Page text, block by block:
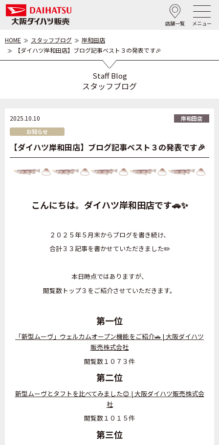
店舗一覧 メニュー
HOME スタッフブログ
岸和田店
【ダイハツ岸和田店】ブログ記事ベスト３の発表です🎉
Staff Blog
スタッフブログ
2025.10.10
岸和田店
お知らせ
【ダイハツ岸和田店】ブログ記事ベスト３の発表です🎉
こんにちは。ダイハツ岸和田店です🚗✨
２０２５年５月末からブログを書き続け、
合計３３記事を書かせていただきました✏️
本日時点ではありますが、
閲覧数トップ３をご紹介させていただきます。
第一位
「新型ムーヴ」ウェルカムオープン機能をご紹介🚗 | 大阪ダイハツ
販売株式会社
閲覧数１０７３件
第二位
新型ムーヴとタフトを比べてみました😊 | 大阪ダイハツ販売株式会
社
閲覧数１０１５件
第三位